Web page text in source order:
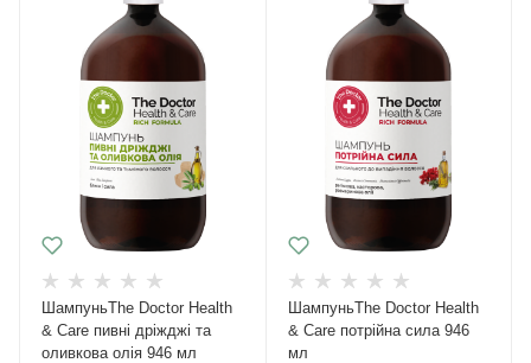
ШампуньThe Doctor Health
& Care пивні дріжджі та
оливкова олія 946 мл
ШампуньThe Doctor Health
& Care потрійна сила 946
мл